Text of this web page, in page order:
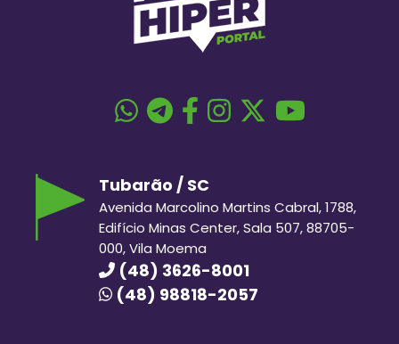
Tubarão / SC
Avenida Marcolino Martins Cabral, 1788,
Edifício Minas Center, Sala 507, 88705-
000, Vila Moema
(48) 3626-8001
(48) 98818-2057